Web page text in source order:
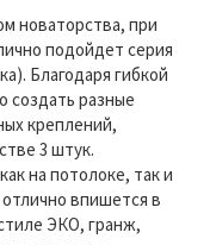
новаторства, при
подойдет серия
Благодаря гибкой
создать разные
креплений,
3 штук.
на потолоке, так и
впишется в
ЭКО, гранж,